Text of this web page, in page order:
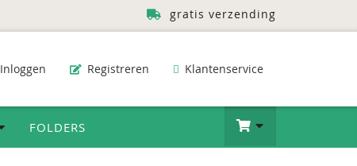
gratis verzending
Inloggen Registreren Klantenservice
FOLDERS